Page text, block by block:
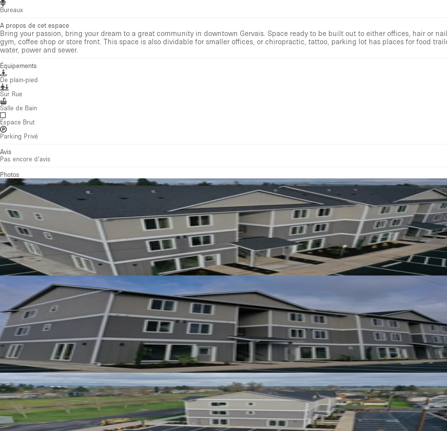
Bureaux
A propos de cet espace
Bring your passion, bring your dream to a great community in downtown Gervais. Space ready to be built out to either offices, hair or nail
gym, coffee shop or store front. This space is also dividable for smaller offices, or chiropractic, tattoo, parking lot has places for food
water, power and sewer.
Équipements
De plain-pied
Sur Rue
Salle de Bain
Espace Brut
Parking Privé
Avis
Pas encore d'avis
Photos